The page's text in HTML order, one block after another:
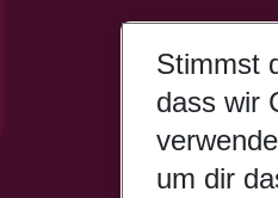
Stimmst
dass wir
um dir